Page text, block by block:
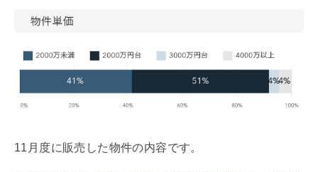
11月度に販売した物件の内容です。